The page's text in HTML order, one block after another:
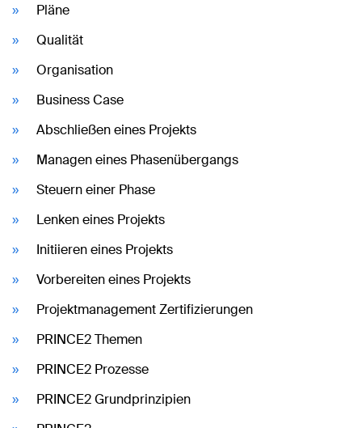
Pläne
Qualität
Organisation
Business Case
Abschließen eines Projekts
Managen eines Phasenübergangs
Steuern einer Phase
Lenken eines Projekts
Initiieren eines Projekts
Vorbereiten eines Projekts
Projektmanagement Zertifizierungen
PRINCE2 Themen
PRINCE2 Prozesse
PRINCE2 Grundprinzipien